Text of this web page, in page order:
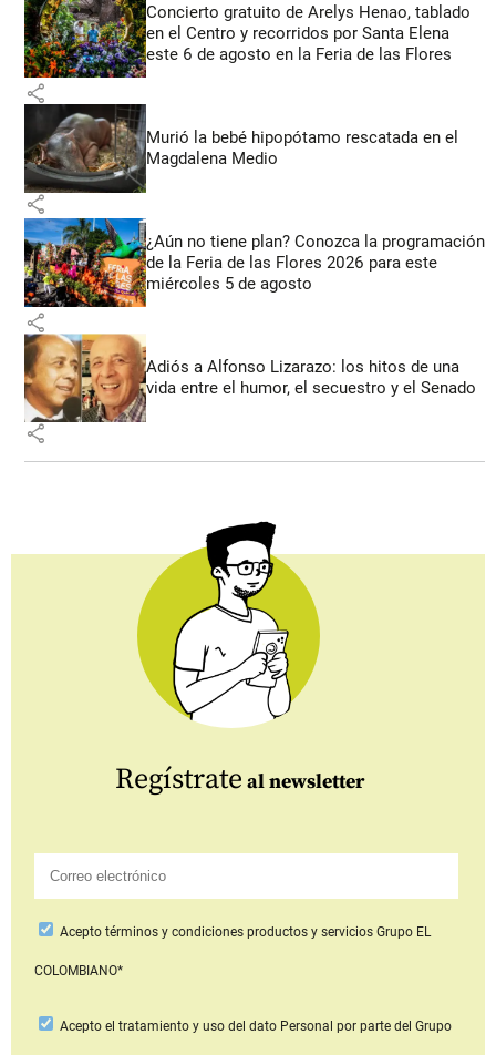
Concierto gratuito de Arelys Henao, tablado
en el Centro y recorridos por Santa Elena
este 6 de agosto en la Feria de las Flores
share
Murió la bebé hipopótamo rescatada en el
Magdalena Medio
share
¿Aún no tiene plan? Conozca la programación
de la Feria de las Flores 2026 para este
miércoles 5 de agosto
share
Adiós a Alfonso Lizarazo: los hitos de una
vida entre el humor, el secuestro y el Senado
share
Regístrate al newsletter
Aceptotérminos y condiciones productos y serviciosGrupo EL
COLOMBIANO*
Acepto el tratamiento y uso del dato Personal por parte del Grupo